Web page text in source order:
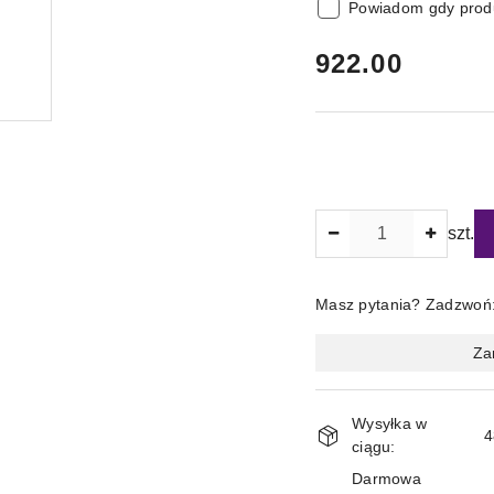
Powiadom gdy
cena:
922.00
szt.
Masz pytania?
i
dostawa
Wysyłka w
ciągu:
Darmowa